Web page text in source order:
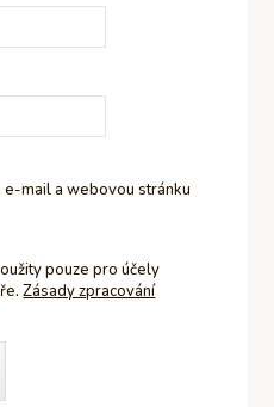
mail a webovou stránku
pouze pro účely
Zásady zpracování